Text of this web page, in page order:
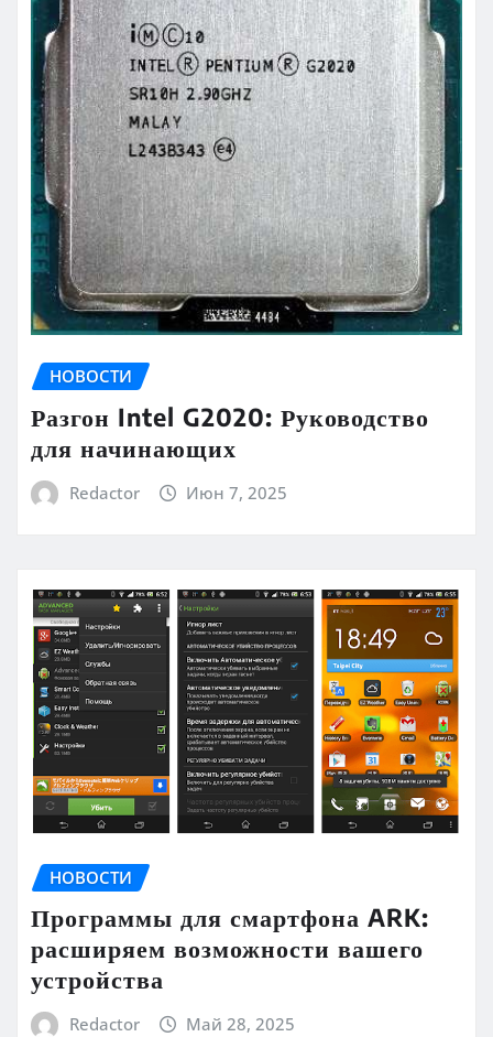
НОВОСТИ
Разгон Intel G2020: Руководство
для начинающих
Redactor Июн 7, 2025
НОВОСТИ
Программы для смартфона ARK:
расширяем возможности вашего
устройства
Redactor Май 28, 2025